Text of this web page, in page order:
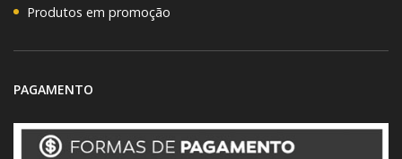
Produtos em promoção
PAGAMENTO